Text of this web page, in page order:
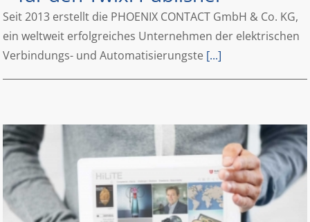
Seit 2013 erstellt die PHOENIX CONTACT GmbH & Co. KG,
ein weltweit erfolgreiches Unternehmen der elektrischen
Verbindungs- und Automatisierungste [...]